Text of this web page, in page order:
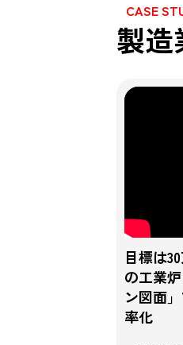
CASE
製造
目標は
の工業
ン図面
率化